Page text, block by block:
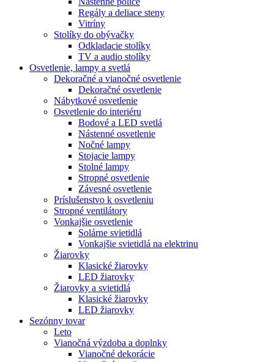
Regály a deliace steny
Vitríny
Stolíky do obývačky
Odkladacie stolíky
TV a audio stolíky
Osvetlenie, lampy a svetlá
Dekoračné a vianočné osvetlenie
Dekoračné osvetlenie
Nábytkové osvetlenie
Osvetlenie do interiéru
Bodové a LED svetlá
Nástenné osvetlenie
Nočné lampy
Stojacie lampy
Stolné lampy
Stropné osvetlenie
Závesné osvetlenie
Príslušenstvo k osvetleniu
Stropné ventilátory
Vonkajšie osvetlenie
Solárne svietidlá
Vonkajšie svietidlá na elektrinu
Žiarovky
Klasické žiarovky
LED žiarovky
Žiarovky a svietidlá
Klasické žiarovky
LED žiarovky
Sezónny tovar
Leto
Vianočná výzdoba a doplnky
Vianočné dekorácie